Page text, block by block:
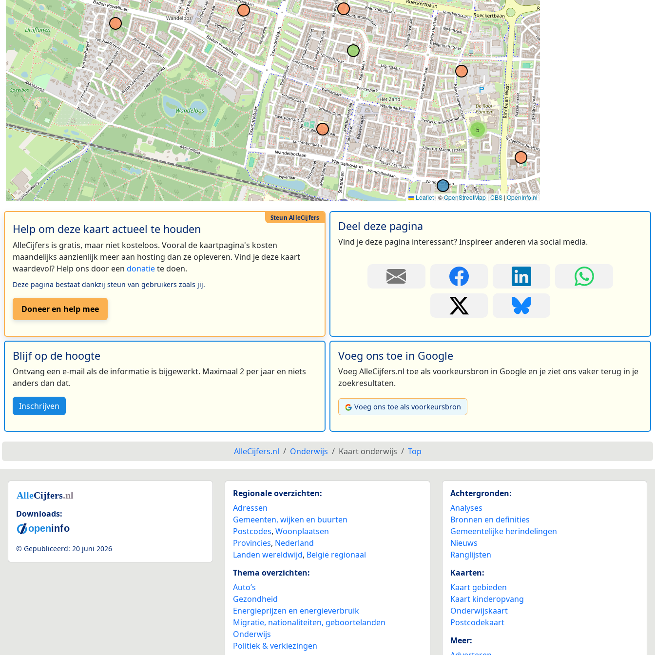
2
5
3
3
Leaflet| ©OpenStreetMap | CBS | OpenInfo.nl
Help om deze kaart actueel te houden
AlleCijfers is gratis, maar niet kosteloos. Vooral de kaartpagina's kosten
maandelijks aanzienlijk meer aan hosting dan ze opleveren. Vind je deze kaart
waardevol? Help ons door een donatiete doen.
Deze pagina bestaat dankzij steun van gebruikers zoals jij.
Doneer en help mee
Deel deze pagina
Vind je deze pagina interessant? Inspireer anderen via social media.
Blijf op de hoogte
Ontvang een e-mail als de informatie is bijgewerkt. Maximaal 2 per jaar en niets
anders dan dat.
Inschrijven
Voeg ons toe in Google
Voeg AlleCijfers.nl toe als voorkeursbron in Google en je ziet ons vaker terug in je
zoekresultaten.
Voeg ons toe als voorkeursbron
AlleCijfers.nl Onderwijs Kaart onderwijs Top
Downloads:
© Gepubliceerd: 20 juni 2026
Regionale overzichten:
Adressen
Gemeenten, wijken en buurten
Postcodes,Woonplaatsen
Provincies, Nederland
Landen wereldwijd, België regionaal
Thema overzichten:
Auto’s
Gezondheid
Energieprijzen en energieverbruik
Migratie, nationaliteiten, geboortelanden
Onderwijs
Politiek & verkiezingen
Achtergronden:
Analyses
Bronnen en definities
Gemeentelijke herindelingen
Nieuws
Ranglijsten
Kaarten:
Kaart gebieden
Kaart kinderopvang
Onderwijskaart
Postcodekaart
Meer: